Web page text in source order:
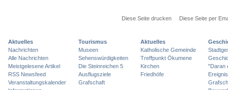
Diese Seite drucken Diese Seite per
Aktuelles
Nachrichten
Alle Nachrichten
Meistgelesene Artikel
RSS Newsfeed
Veranstaltungskalender
Tourismus
Museen
Sehenswürdigkeiten
Die Steinreichen 5
Ausflugsziele
Grafschaft
Aktuelles
Katholische Gemeinde
Treffpunkt Ökumene
Kirchen
Friedhöfe
"Daran